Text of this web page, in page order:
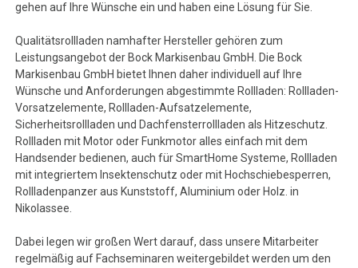
gehen auf Ihre Wünsche ein und haben eine Lösung für Sie.
Qualitätsrollladen namhafter Hersteller gehören zum
Leistungsangebot der Bock Markisenbau GmbH. Die Bock
Markisenbau GmbH bietet Ihnen daher individuell auf Ihre
Wünsche und Anforderungen abgestimmte Rollladen: Rollladen-
Vorsatzelemente, Rollladen-Aufsatzelemente,
Sicherheitsrollladen und Dachfensterrollladen als Hitzeschutz.
Rollladen mit Motor oder Funkmotor alles einfach mit dem
Handsender bedienen, auch für SmartHome Systeme, Rollladen
mit integriertem Insektenschutz oder mit Hochschiebesperren,
Rollladenpanzer aus Kunststoff, Aluminium oder Holz. in
Nikolassee.
Dabei legen wir großen Wert darauf, dass unsere Mitarbeiter
regelmäßig auf Fachseminaren weitergebildet werden um den